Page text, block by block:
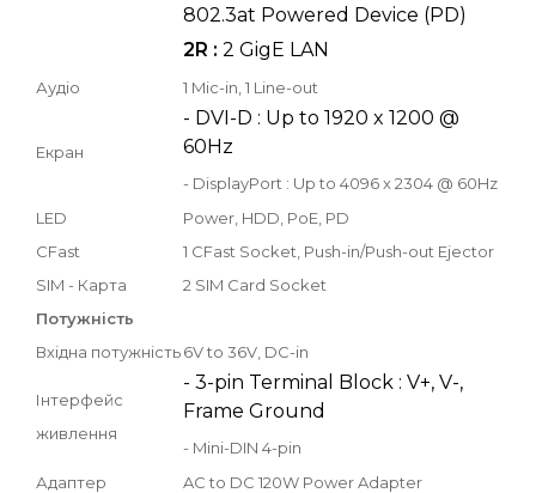
802.3at Powered Device (PD)
2R : 2 GigE LAN
Аудіо 1 Mic-in, 1 Line-out
Екран
- DVI-D : Up to 1920 x 1200 @
60Hz
- DisplayPort : Up to 4096 x 2304 @ 60Hz
LED
Power, HDD, PoE, PD
CFast
1 CFast Socket, Push-in/Push-out Ejector
SIM - Карта
2 SIM Card Socket
Потужність
Вхідна потужність6V to 36V, DC-in
Інтерфейс
живлення
- 3-pin Terminal Block : V+, V-,
Frame Ground
- Mini-DIN 4-pin
Адаптер
AC to DC 120W Power Adapter